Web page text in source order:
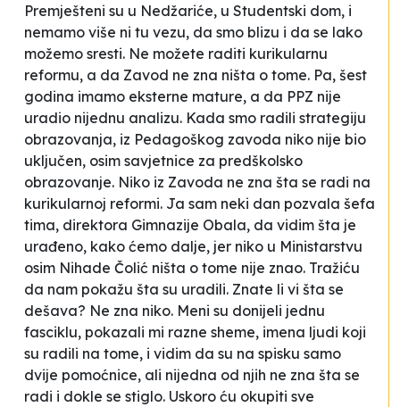
Premješteni su u Nedžariće, u Studentski dom, i
nemamo više ni tu vezu, da smo blizu i da se lako
možemo sresti. Ne možete raditi kurikularnu
reformu, a da Zavod ne zna ništa o tome. Pa, šest
godina imamo eksterne mature, a da PPZ nije
uradio nijednu analizu. Kada smo radili strategiju
obrazovanja, iz Pedagoškog zavoda niko nije bio
uključen, osim savjetnice za predškolsko
obrazovanje. Niko iz Zavoda ne zna šta se radi na
kurikularnoj reformi. Ja sam neki dan pozvala šefa
tima, direktora Gimnazije Obala, da vidim šta je
urađeno, kako ćemo dalje, jer niko u Ministarstvu
osim Nihade Čolić ništa o tome nije znao. Tražiću
da nam pokažu šta su uradili. Znate li vi šta se
dešava? Ne zna niko. Meni su donijeli jednu
fasciklu, pokazali mi razne sheme, imena ljudi koji
su radili na tome, i vidim da su na spisku samo
dvije pomoćnice, ali nijedna od njih ne zna šta se
radi i dokle se stiglo. Uskoro ću okupiti sve